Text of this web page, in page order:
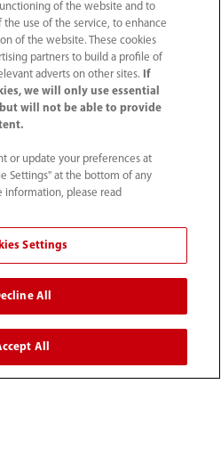
GmbH
64293 Darmstadt
Mo-Do von 8 bis
16 Uhr
of the website and to
the use of the service, to enhance
of the website. These cookies
partners to build a profile of
adverts on other sites.
If
we will only use essential
will not be able to provide
or update your preferences at
Settings" at the bottom of any
information, please read
Settings
All
All